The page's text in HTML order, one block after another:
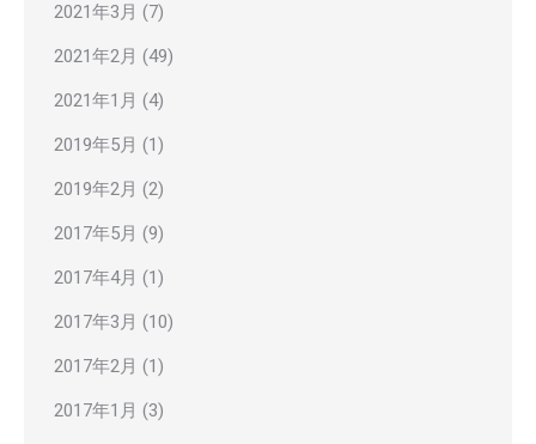
2021年3月 (7)
2021年2月 (49)
2021年1月 (4)
2019年5月 (1)
2019年2月 (2)
2017年5月 (9)
2017年4月 (1)
2017年3月 (10)
2017年2月 (1)
2017年1月 (3)